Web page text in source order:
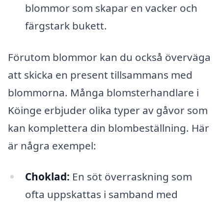
blommor som skapar en vacker och
färgstark bukett.
Förutom blommor kan du också överväga
att skicka en present tillsammans med
blommorna. Många blomsterhandlare i
Köinge erbjuder olika typer av gåvor som
kan komplettera din blombeställning. Här
är några exempel:
Choklad: En söt överraskning som
ofta uppskattas i samband med